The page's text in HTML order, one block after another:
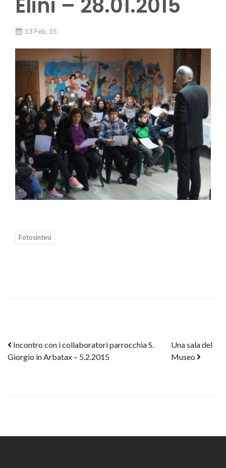
Elini – 28.01.2015
13 Feb, 15
Fotosintesi
Post navigation
Incontro con i collaboratori parrocchia S.
Giorgio in Arbatax – 5.2.2015
Una sala del
Museo